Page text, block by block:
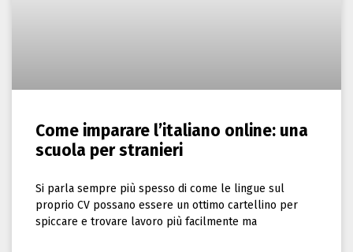
Come imparare l’italiano online: una
scuola per stranieri
Si parla sempre più spesso di come le lingue sul
proprio CV possano essere un ottimo cartellino per
spiccare e trovare lavoro più facilmente ma